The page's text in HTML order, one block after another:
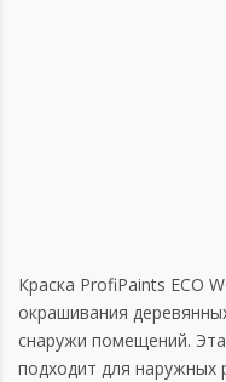
Краска ProfiPaints ECO
окрашивания
снаружи помещений.
подходит для наружных